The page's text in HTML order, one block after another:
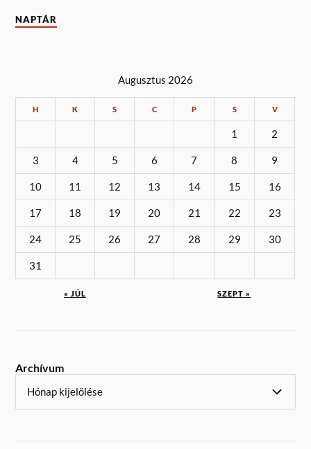
NAPTÁR
Augusztus 2026
H K S C P S V
1 2
3 4 5 6 7 8 9
10 11 12 13 14 15 16
17 18 19 20 21 22 23
24 25 26 27 28 29 30
31
« JÚL SZEPT »
Archívum